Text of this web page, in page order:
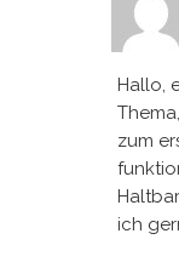
Hallo,
zum
ich